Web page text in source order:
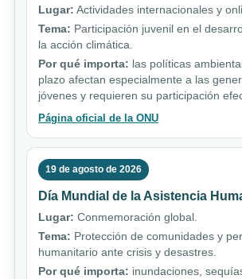
Lugar: Actividades internacionales y
Tema: Participación juvenil en el
la acción climática.
Por qué importa: las políticas
plazo afectan especialmente a las
jóvenes y requieren su participación
Página oficial de la ONU
19 de agosto de 2026
Día Mundial de la Asistencia
Lugar: Conmemoración global.
Tema: Protección de comunidades y
humanitario ante crisis y desastres.
Por qué importa: inundaciones,